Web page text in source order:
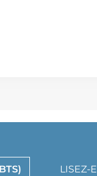
LISEZ-